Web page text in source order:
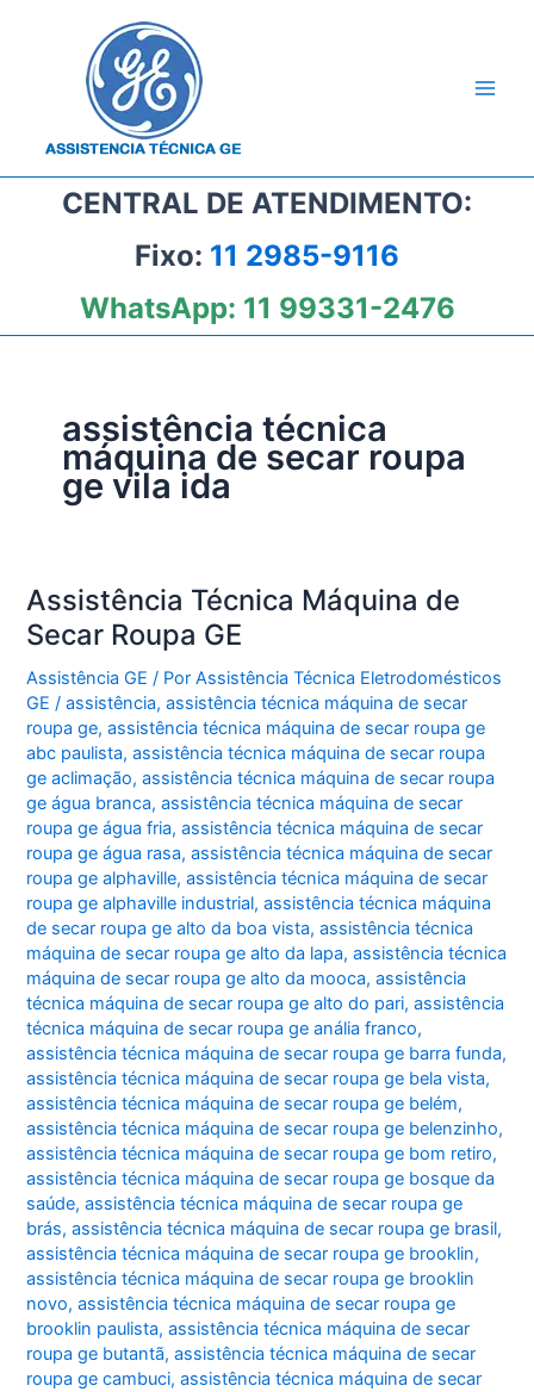
CENTRAL DE ATENDIMENTO:
Fixo: 11 2985-9116
WhatsApp: 11 99331-2476
assistência técnica
máquina de secar roupa
ge vila ida
Assistência Técnica Máquina de
Secar Roupa GE
Assistência GE / PorAssistência Técnica Eletrodomésticos
GE/assistência,assistência técnica máquina de secar
roupa ge,assistência técnica máquina de secar roupa ge
abc paulista,assistência técnica máquina de secar roupa
ge aclimação,assistência técnica máquina de secar roupa
ge água branca,assistência técnica máquina de secar
roupa ge água fria,assistência técnica máquina de secar
roupa ge água rasa,assistência técnica máquina de secar
roupa ge alphaville,assistência técnica máquina de secar
roupa ge alphaville industrial,assistência técnica máquina
de secar roupa ge alto da boa vista,assistência técnica
máquina de secar roupa ge alto da lapa,assistência técnica
máquina de secar roupa ge alto da mooca,assistência
técnica máquina de secar roupa ge alto do pari,assistência
técnica máquina de secar roupa ge anália franco,
assistência técnica máquina de secar roupa ge barra funda,
assistência técnica máquina de secar roupa ge bela vista,
assistência técnica máquina de secar roupa ge belém,
assistência técnica máquina de secar roupa ge belenzinho,
assistência técnica máquina de secar roupa ge bom retiro,
assistência técnica máquina de secar roupa ge bosque da
saúde,assistência técnica máquina de secar roupa ge
brás,assistência técnica máquina de secar roupa ge brasil,
assistência técnica máquina de secar roupa ge brooklin,
assistência técnica máquina de secar roupa ge brooklin
novo,assistência técnica máquina de secar roupa ge
brooklin paulista,assistência técnica máquina de secar
roupa ge butantã,assistência técnica máquina de secar
roupa ge cambuci,assistência técnica máquina de secar